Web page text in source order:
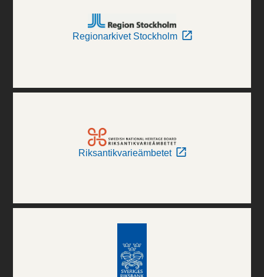
Regionarkivet Stockholm
Riksantikvarieämbetet